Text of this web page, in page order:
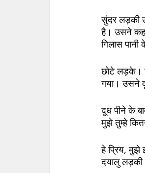
सुंदर लड़की
है। उसने
गिलास
छोटे लड़के।
गया। उसने
दूध पीने के
मुझे तुम्हे
हे प्रिय, मुझे
दयालु लड़की